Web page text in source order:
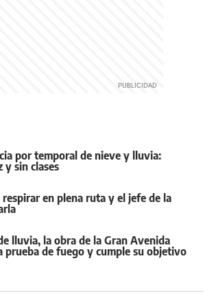
por temporal de nieve y lluvia:
y sin clases
respirar en plena ruta y el jefe de la
lluvia, la obra de la Gran Avenida
prueba de fuego y cumple su objetivo